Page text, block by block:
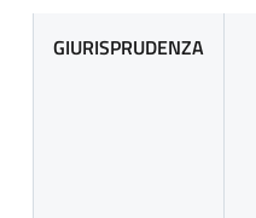
GIURISPRUDENZA